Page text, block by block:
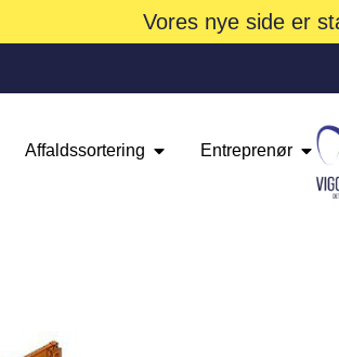
Vores nye side er
Affaldssortering Entreprenør